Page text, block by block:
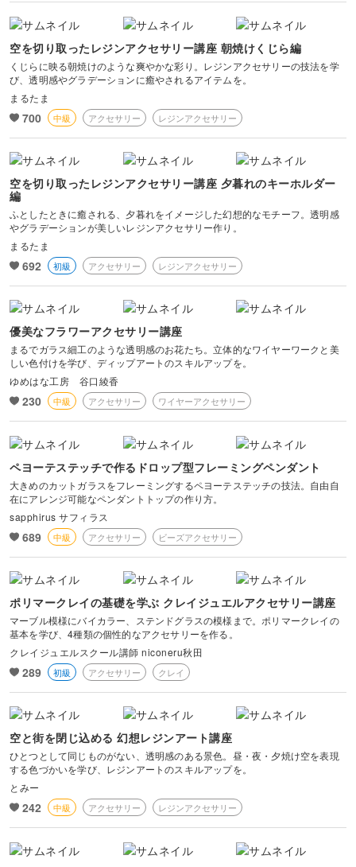
空を切り取ったレジンアクセサリー講座 朝焼けくじら編
くじらに映る朝焼けのような爽やかな彩り。レジンアクセサリーの技法を学
び、透明感やグラデーションに癒やされるアイテムを。
まるたま
700 中級 アクセサリー レジンアクセサリー
空を切り取ったレジンアクセサリー講座 夕暮れのキーホルダー
編
ふとしたときに癒される、夕暮れをイメージした幻想的なモチーフ。透明感
やグラデーションが美しいレジンアクセサリー作り。
まるたま
692 初級 アクセサリー レジンアクセサリー
優美なフラワーアクセサリー講座
まるでガラス細工のような透明感のお花たち。立体的なワイヤーワークと美
しい色付けを学び、ディップアートのスキルアップを。
ゆめはな工房 谷口綾香
230 中級 アクセサリー ワイヤーアクセサリー
ペヨーテステッチで作るドロップ型フレーミングペンダント
大きめのカットガラスをフレーミングするペヨーテステッチの技法。自由自
在にアレンジ可能なペンダントトップの作り方。
sapphirus サフィラス
689 中級 アクセサリー ビーズアクセサリー
ポリマークレイの基礎を学ぶ クレイジュエルアクセサリー講座
マーブル模様にバイカラー、ステンドグラスの模様まで。ポリマークレイの
基本を学び、4種類の個性的なアクセサリーを作る。
クレイジュエルスクール講師 niconeru秋田
289 初級 アクセサリー クレイ
空と街を閉じ込める 幻想レジンアート講座
ひとつとして同じものがない、透明感のある景色。昼・夜・夕焼け空を表現
する色づかいを学び、レジンアートのスキルアップを。
とみー
242 中級 アクセサリー レジンアクセサリー